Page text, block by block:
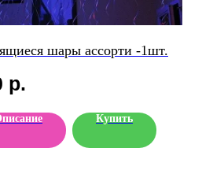
шары ассорти -1шт.
р.
Купить